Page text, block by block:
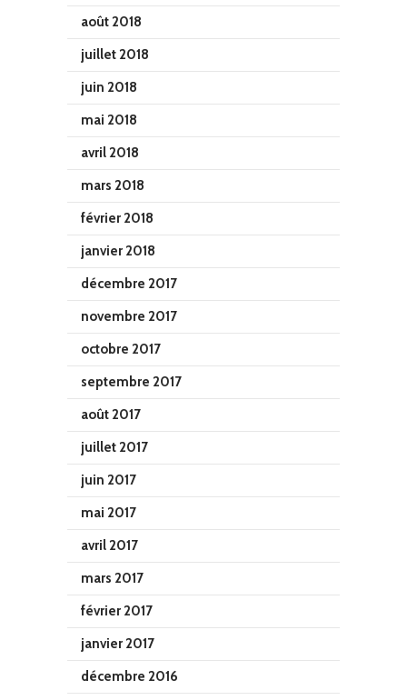
août 2018
juillet 2018
juin 2018
mai 2018
avril 2018
mars 2018
février 2018
janvier 2018
décembre 2017
novembre 2017
octobre 2017
septembre 2017
août 2017
juillet 2017
juin 2017
mai 2017
avril 2017
mars 2017
février 2017
janvier 2017
décembre 2016